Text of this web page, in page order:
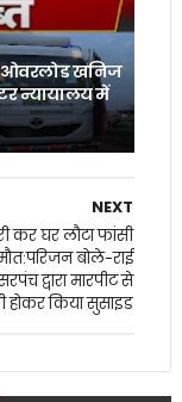
ओवरलोड खनिज
न्यायालय में
NEXT
कर घर लौटा फांसी
बोले-राई
द्वारा मारपीट से
होकर किया सुसाइड